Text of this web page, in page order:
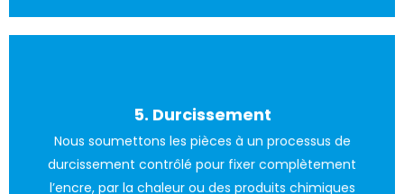
5. Durcissement
Nous soumettons les pièces à un processus de
durcissement contrôlé pour fixer complètement
l’encre, par la chaleur ou des produits chimiques
Cela peut impliquer l’utilisation de chaleur ou de produits
chimiques, selon le type d’encre utilisée.